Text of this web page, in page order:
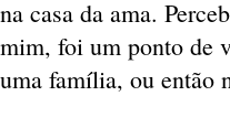
na casa da ama.
mim, foi um ponto de
uma família, ou então